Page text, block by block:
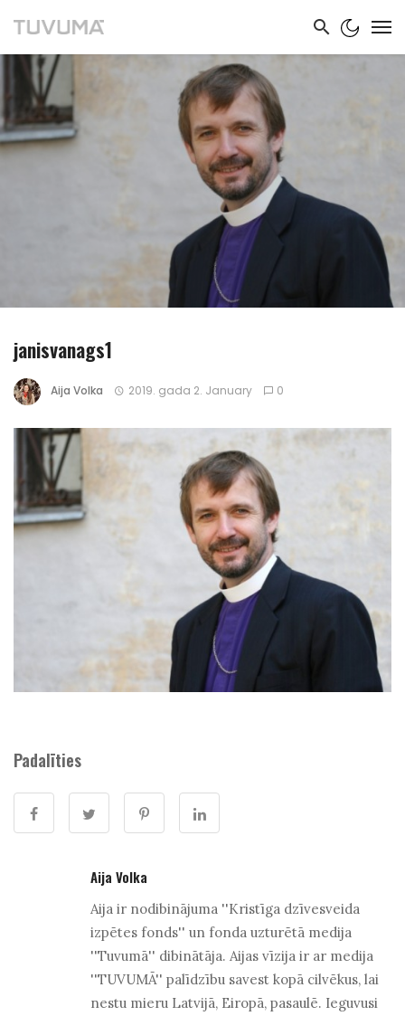
janisvanags1
Aija Volka 2019. gada 2. January 0
Padalīties
Aija Volka
Aija ir nodibinājuma ''Kristīga dzīvesveida
izpētes fonds'' un fonda uzturētā medija
''Tuvumā'' dibinātāja. Aijas vīzija ir ar medija
''TUVUMĀ'' palīdzību savest kopā cilvēkus, lai
nestu mieru Latvijā, Eiropā, pasaulē. Ieguvusi